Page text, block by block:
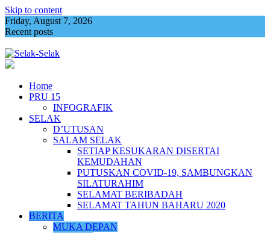
Skip to content
Friday, August 7, 2026
Recent posts
Nurul Izzah mahu fokus pengajian lanjutan
Home
PRU 15
INFOGRAFIK
SELAK
D’UTUSAN
SALAM SELAK
SETIAP KESUKARAN DISERTAI
KEMUDAHAN
PUTUSKAN COVID-19, SAMBUNGKAN
SILATURAHIM
SELAMAT BERIBADAH
SELAMAT TAHUN BAHARU 2020
BERITA
MUKA DEPAN